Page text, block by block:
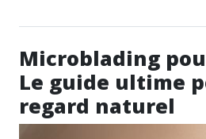
Microblading
Le guide ultime
regard naturel